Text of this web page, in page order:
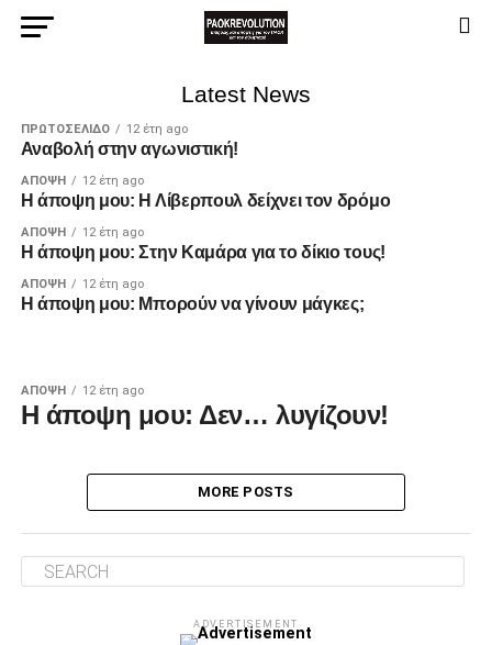
Latest News
ΠΡΩΤΟΣΈΛΙΔΟ 12 έτη ago
Αναβολή στην αγωνιστική!
ΆΠΟΨΗ 12 έτη ago
H άποψη μου: Η Λίβερπουλ δείχνει τον δρόμο
ΆΠΟΨΗ 12 έτη ago
H άποψη μου: Στην Καμάρα για το δίκιο τους!
ΆΠΟΨΗ 12 έτη ago
Η άποψη μου: Μπορούν να γίνουν μάγκες;
ΆΠΟΨΗ 12 έτη ago
Η άποψη μου: Δεν… λυγίζουν!
MORE POSTS
ADVERTISEMENT